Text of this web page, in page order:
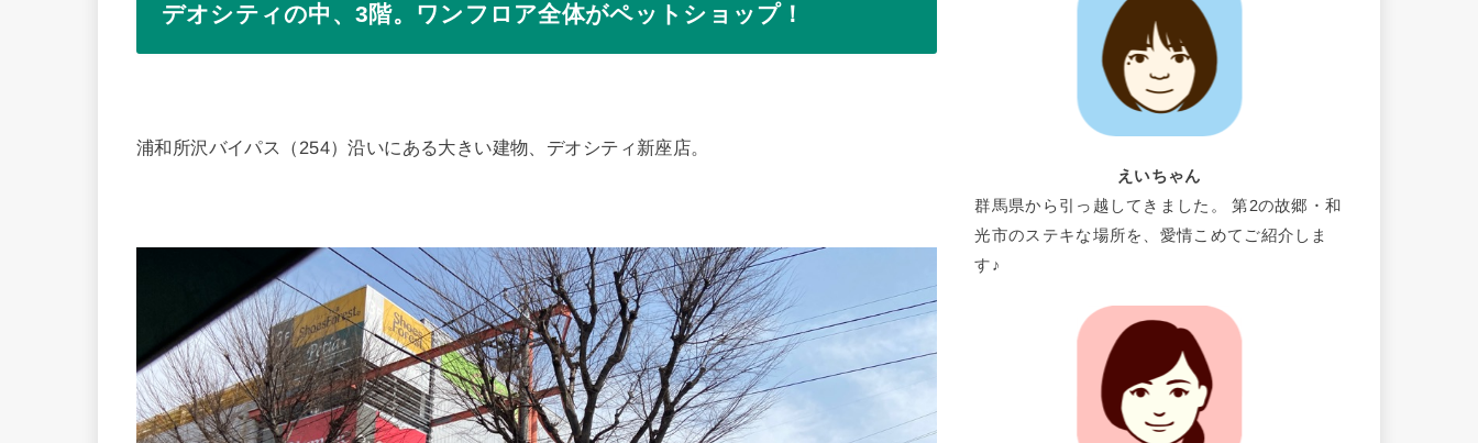
デオシティの中、3階。ワンフロア全体がペットショップ！
浦和所沢バイパス（254）沿いにある大きい建物、デオシティ新座店。
えいちゃん
群馬県から引っ越してきました。 第2の故郷・和
光市のステキな場所を、愛情こめてご紹介しま
す♪